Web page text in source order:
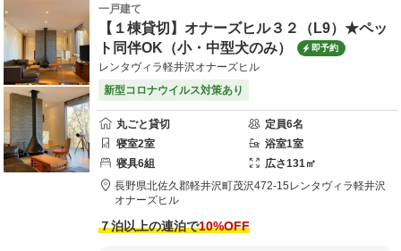
一戸建て
【１棟貸切】オナーズヒル３２（L9）★ペッ
ト同伴OK（小・中型犬のみ）
即予約
レンタヴィラ軽井沢オナーズヒル
新型コロナウイルス対策あり
丸ごと貸切 定員6名
寝室2室 浴室1室
寝具6組 広さ131㎡
長野県北佐久郡軽井沢町茂沢472-15レンタヴィラ軽井沢
オナーズヒル
７泊以上の連泊で10%OFF